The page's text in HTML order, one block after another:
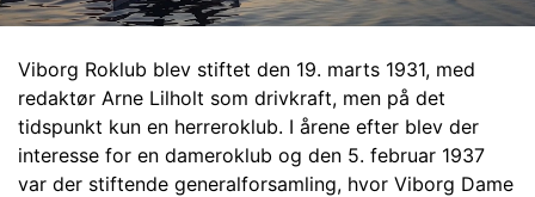
Viborg Roklub blev stiftet den 19. marts 1931, med
redaktør Arne Lilholt som drivkraft, men på det
tidspunkt kun en herreroklub. I årene efter blev der
interesse for en dameroklub og den 5. februar 1937
var der stiftende generalforsamling, hvor Viborg Dame